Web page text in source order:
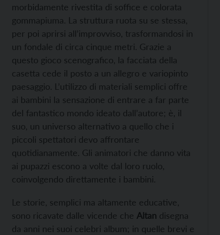
morbidamente rivestita di soffice e colorata
gommapiuma. La struttura ruota su se stessa,
per poi aprirsi all’improvviso, trasformandosi in
un fondale di circa cinque metri. Grazie a
questo gioco scenografico, la facciata della
casetta cede il posto a un allegro e variopinto
paesaggio. L’utilizzo di materiali semplici offre
ai bambini la sensazione di entrare a far parte
del fantastico mondo ideato dall’autore; è, il
suo, un universo alternativo a quello che i
piccoli spettatori devo affrontare
quotidianamente. Gli animatori che danno vita
ai pupazzi escono a volte dal loro ruolo,
coinvolgendo direttamente i bambini.
Le storie, semplici ma altamente educative,
sono ricavate dalle vicende che Altan disegna
da anni nei suoi celebri album; in quelle brevi e